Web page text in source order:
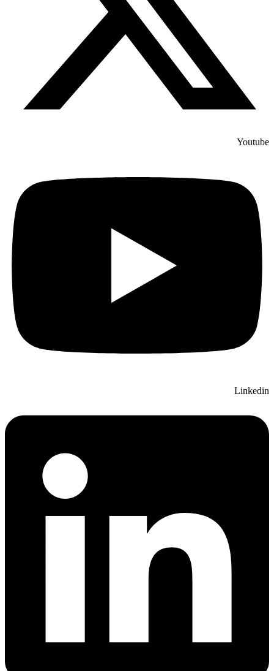
Youtube
Linkedin